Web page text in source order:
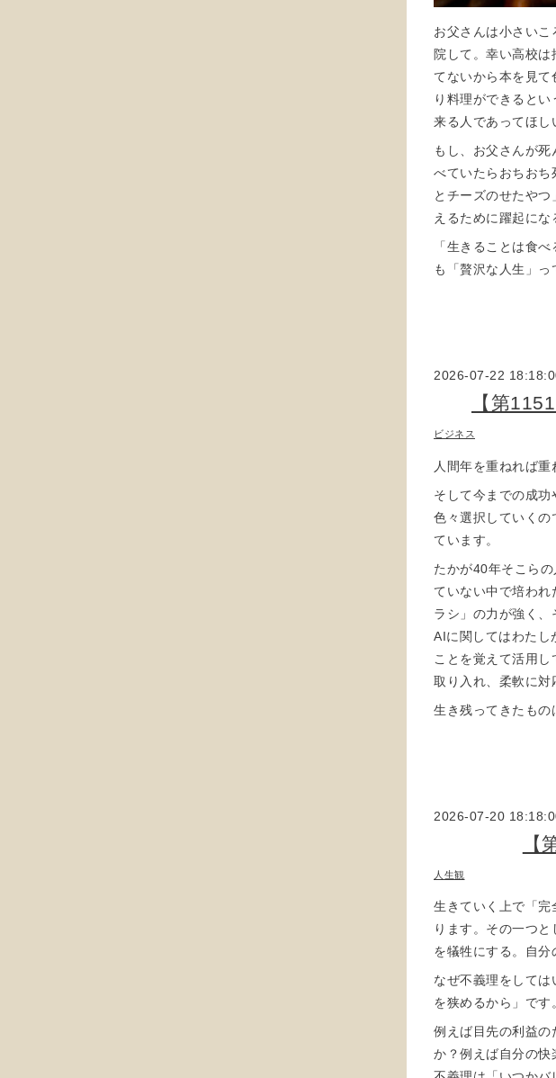
お父さんは小さい
院して。幸い高校
てないから本を見
り料理ができると
来る人であってほし
もし、お父さんが
べていたらおちおち
とチーズのせたや
えるために躍起にな
「生きることは食
も「贅沢な人生」っ
2026-07-22
【第
ビジネス
人間年を重ねれば
そして今までの成
色々選択していくの
ています。
たかが40年そこら
ていない中で培わ
ラシ」の力が強く、
AIに関してはわたし
ことを覚えて活用
取り入れ、柔軟に対
生き残ってきたもの
2026-07-20
【
人生観
生きていく上で「完
ります。その一つ
を犠牲にする。自分
なぜ不義理をして
を狭めるから」です。
例えば目先の利益の
か？例えば自分の快